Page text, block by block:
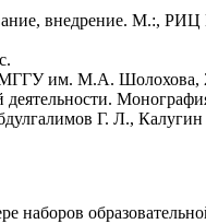
внедрение. М.:,
МГГУ им. М.А. Шолохова,
Г. Л.,